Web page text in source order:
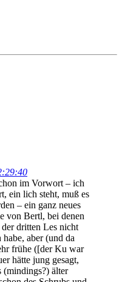
im Vorwort – ich
ein lich steht, muß es
– ein ganz neues
von Bertl, bei denen
dritten Les nicht
aber (und da
frühe ([der Ku war
hätte jung gesagt,
(mindings?) älter